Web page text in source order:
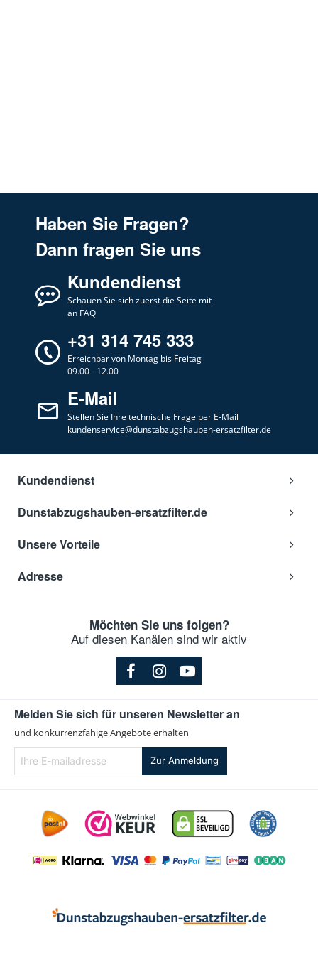
Haben Sie Fragen?
Dann fragen Sie uns
Kundendienst
Schauen Sie sich zuerst die Seite mit
an FAQ
+31 314 745 333
Erreichbar von Montag bis Freitag
09.00 - 12.00
E-Mail
Stellen Sie Ihre technische Frage per E-Mail
kundenservice@dunstabzugshauben-ersatzfilter.de
Kundendienst
Dunstabzugshauben-ersatzfilter.de
Unsere Vorteile
Adresse
Möchten Sie uns folgen?
Auf diesen Kanälen sind wir aktiv
Melden Sie sich für unseren Newsletter an
und konkurrenzfähige Angebote erhalten
E-
mailadresse
Zur Anmeldung